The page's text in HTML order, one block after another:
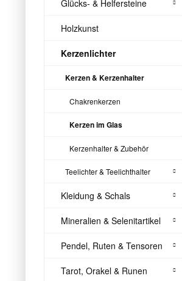
Glücks- & Helfersteine
Holzkunst
Kerzenlichter
Kerzen & Kerzenhalter
Chakrenkerzen
Kerzen im Glas
Kerzenhalter & Zubehör
Teelichter & Teelichthalter
Kleidung & Schals
Mineralien & Selenitartikel
Pendel, Ruten & Tensoren
Tarot, Orakel & Runen